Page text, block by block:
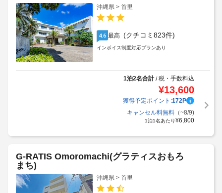
沖縄県 > 首里
4.6 最高 (クチコミ823件)
インボイス制度対応プランあり
1泊2名合計/税・手数料込
¥13,600
獲得予定ポイント:172P
キャンセル料無料（~8/9)
1泊1名あたり¥6,800
G-RATIS Omoromachi(グラティスおもろ
まち)
沖縄県 > 首里